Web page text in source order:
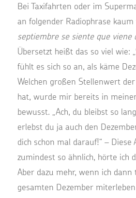
Bei Taxifahrten oder im
an folgender Radiophrase kaum
septiembre se siente que viene
Übersetzt heißt das so viel wie:
fühlt es sich so an, als käme
Welchen großen Stellenwert
hat, wurde mir bereits in
bewusst. „Ach, du bleibst so
erlebst du ja auch den
dich schon mal darauf!“ – Diese
zumindest so ähnlich, hörte ich
Aber dazu mehr, wenn ich dann
gesamten Dezember